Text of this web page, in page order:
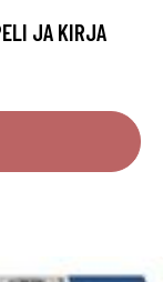
JA KIRJA